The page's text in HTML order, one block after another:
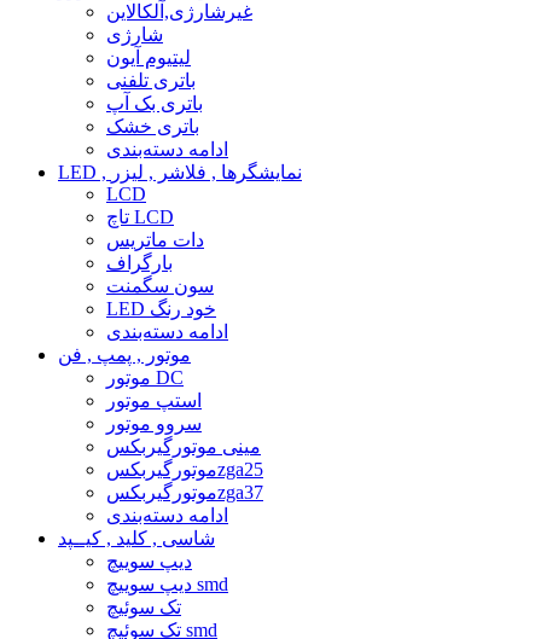
غیرشارژی,آلکالاین
شارژی
لیتیوم آیون
باتری تلفنی
باتری بک آپ
باتری خشک
ادامه دسته‌بندی
LED , نمایشگرها , فلاشر , لیزر
LCD
تاچ LCD
دات ماتریس
بارگراف
سون سگمنت
LED خود رنگ
ادامه دسته‌بندی
موتور , پمپ , فن
موتور DC
استپ موتور
سروو موتور
مینی موتورگیربکس
موتورگیربکسzga25
موتورگیربکسzga37
ادامه دسته‌بندی
شاسی , کلید , کیــپد
دیپ سوییچ
دیپ سوییچ smd
تک سوئیچ
تک سوئیچ smd